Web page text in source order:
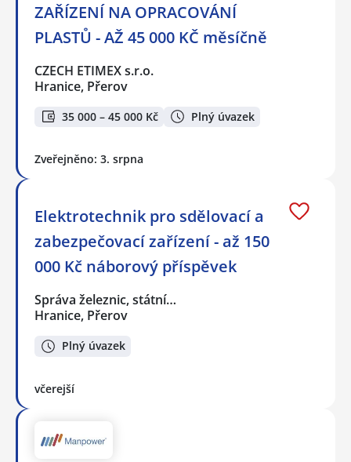
ZAŘÍZENÍ NA OPRACOVÁNÍ
PLASTŮ - AŽ 45 000 KČ měsíčně
CZECH ETIMEX s.r.o.
Hranice, Přerov
35 000 – 45 000 Kč Plný úvazek
Zveřejněno: 3. srpna
Elektrotechnik pro sdělovací a
zabezpečovací zařízení - až 150
000 Kč náborový příspěvek
Správa železnic, státní…
Hranice, Přerov
Plný úvazek
včerejší